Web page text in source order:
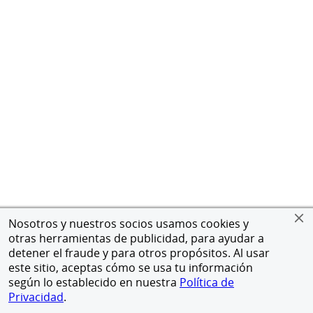
Nosotros y nuestros socios usamos cookies y
otras herramientas de publicidad, para ayudar a
detener el fraude y para otros propósitos. Al usar
este sitio, aceptas cómo se usa tu información
según lo establecido en nuestra Política de
Privacidad.